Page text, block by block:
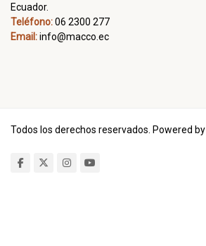
Ecuador.
Teléfono:06 2300 277
Email:info@macco.ec
Todos los derechos reservados. Powered by